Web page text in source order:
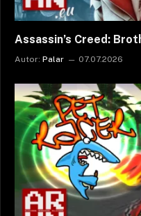
Assassin’s Creed:
Autor: Palar 07.07.2026